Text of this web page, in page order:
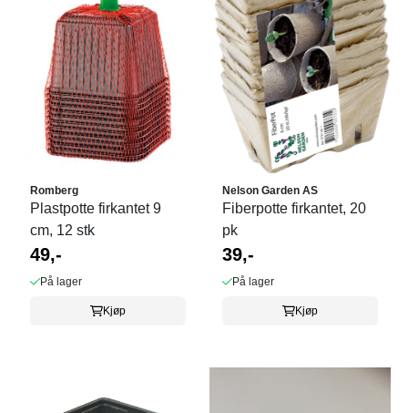
Romberg
Plastpotte firkantet 9
cm, 12 stk
49,-
På lager
Kjøp
Nelson Garden AS
Fiberpotte firkantet, 20
pk
39,-
På lager
Kjøp